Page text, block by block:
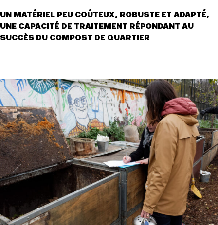
UN MATÉRIEL PEU COÛTEUX, ROBUSTE ET ADAPTÉ,
UNE CAPACITÉ DE TRAITEMENT RÉPONDANT AU
SUCCÈS DU COMPOST DE QUARTIER